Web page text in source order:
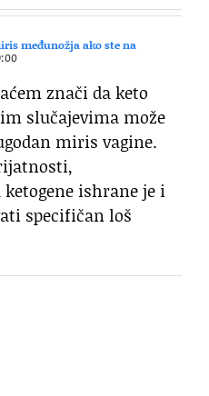
međunožja ako ste na
znači da keto
slučajevima može
miris vagine.
ishrane je i
specifičan loš